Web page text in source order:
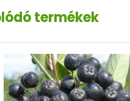
termékek